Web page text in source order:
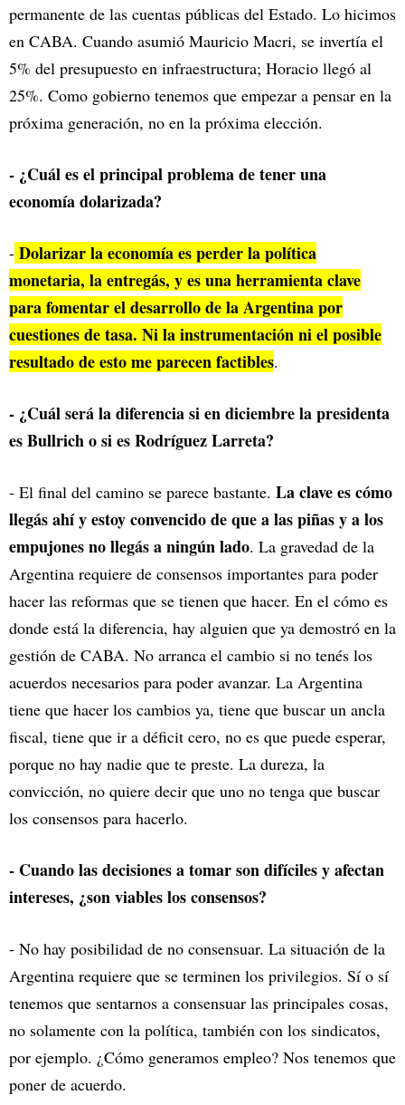
permanente de las cuentas públicas del Estado. Lo hicimos
en CABA. Cuando asumió Mauricio Macri, se invertía el
5% del presupuesto en infraestructura; Horacio llegó al
25%. Como gobierno tenemos que empezar a pensar en la
próxima generación, no en la próxima elección.
- ¿Cuál es el principal problema de tener una
economía dolarizada?
- Dolarizar la economía es perder la política
monetaria, la entregás, y es una herramienta clave
para fomentar el desarrollo de la Argentina por
cuestiones de tasa. Ni la instrumentación ni el posible
resultado de esto me parecen factibles.
- ¿Cuál será la diferencia si en diciembre la presidenta
es Bullrich o si es Rodríguez Larreta?
- El final del camino se parece bastante. La clave es cómo
llegás ahí y estoy convencido de que a las piñas y a los
empujones no llegás a ningún lado. La gravedad de la
Argentina requiere de consensos importantes para poder
hacer las reformas que se tienen que hacer. En el cómo es
donde está la diferencia, hay alguien que ya demostró en la
gestión de CABA. No arranca el cambio si no tenés los
acuerdos necesarios para poder avanzar. La Argentina
tiene que hacer los cambios ya, tiene que buscar un ancla
fiscal, tiene que ir a déficit cero, no es que puede esperar,
porque no hay nadie que te preste. La dureza, la
convicción, no quiere decir que uno no tenga que buscar
los consensos para hacerlo.
- Cuando las decisiones a tomar son difíciles y afectan
intereses, ¿son viables los consensos?
- No hay posibilidad de no consensuar. La situación de la
Argentina requiere que se terminen los privilegios. Sí o sí
tenemos que sentarnos a consensuar las principales cosas,
no solamente con la política, también con los sindicatos,
por ejemplo. ¿Cómo generamos empleo? Nos tenemos que
poner de acuerdo.